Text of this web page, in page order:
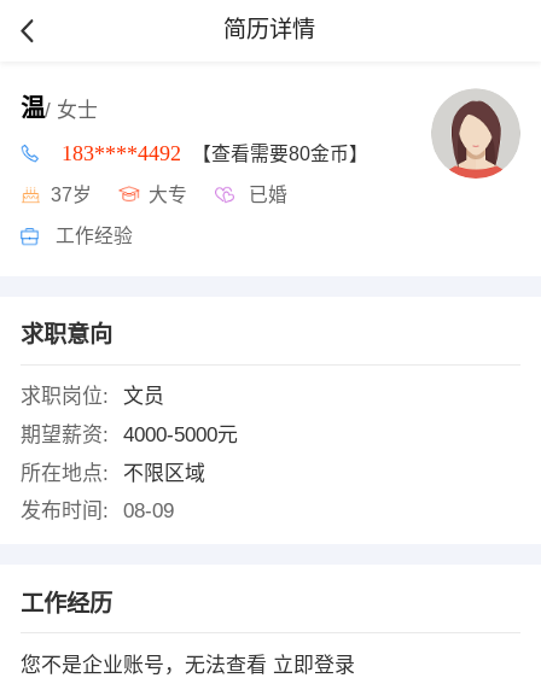
简历详情
温/ 女士
183****4492 【查看需要80金币】
37岁 大专 已婚
工作经验
求职意向
求职岗位:
文员
期望薪资:
4000-5000元
所在地点:
不限区域
发布时间:
08-09
工作经历
您不是企业账号，无法查看 立即登录